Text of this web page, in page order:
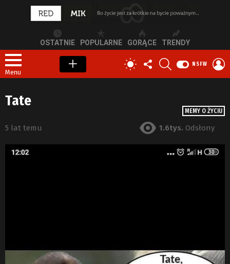
OSTATNIE POPULARNE GORĄCE TRENDY
Menu
PRZEŁĄCZ
SKÓRKĘ
OBSERWUJ
NAS
NSFW
MEMY O ŻYCIU
Tate
5 lat temu 1.6tys. Odsłony